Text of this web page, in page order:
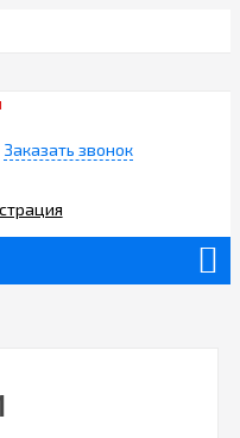
Заказать звонок